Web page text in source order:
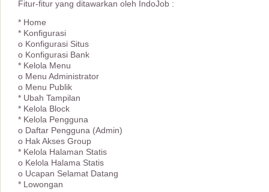
Fitur-fitur yang ditawarkan oleh IndoJob :
* Home
* Konfigurasi
o Konfigurasi Situs
o Konfigurasi Bank
* Kelola Menu
o Menu Administrator
o Menu Publik
* Ubah Tampilan
* Kelola Block
* Kelola Pengguna
o Daftar Pengguna (Admin)
o Hak Akses Group
* Kelola Halaman Statis
o Kelola Halama Statis
o Ucapan Selamat Datang
* Lowongan